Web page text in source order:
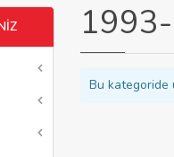
Bu kategoride